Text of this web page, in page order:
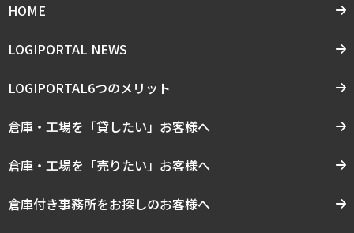
HOME
LOGIPORTAL NEWS
LOGIPORTAL6つのメリット
倉庫・工場を「貸したい」お客様へ
倉庫・工場を「売りたい」お客様へ
倉庫付き事務所をお探しのお客様へ